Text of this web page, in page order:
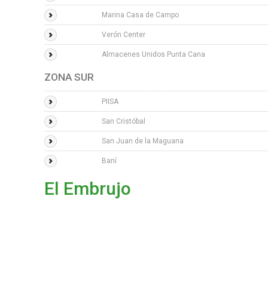
Marina Casa de Campo
Verón Center
Almacenes Unidos Punta Cana
ZONA SUR
PIISA
San Cristóbal
San Juan de la Maguana
Baní
El Embrujo